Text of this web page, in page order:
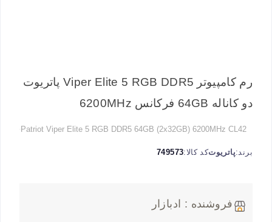
رم کامپیوتر Viper Elite 5 RGB DDR5 پاتریوت
دو کاناله 64GB فرکانس 6200MHz
Patriot Viper Elite 5 RGB DDR5 64GB (2x32GB) 6200MHz CL42
برند:پاتریوتکد کالا:749573
فروشنده : ادبازار